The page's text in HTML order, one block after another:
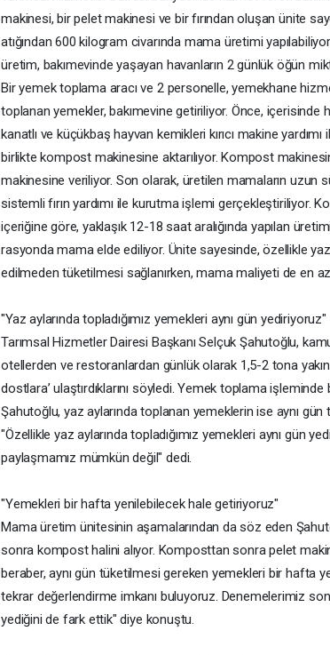
makinesi, bir pelet makinesi ve bir fırından oluşan ünite
atığından 600 kilogram civarında mama üretimi
üretim, bakımevinde yaşayan havanların 2 günlük öğün
Bir yemek toplama aracı ve 2 personelle, yemekhane
toplanan yemekler, bakımevine getiriliyor. Önce,
kanatlı ve küçükbaş hayvan kemikleri kırıcı makine
birlikte kompost makinesine aktarılıyor. Kompost
makinesine veriliyor. Son olarak, üretilen mamaların uzun
sistemli fırın yardımı ile kurutma işlemi gerçekleştiriliyor.
içeriğine göre, yaklaşık 12-18 saat aralığında yapılan
rasyonda mama elde ediliyor. Ünite sayesinde, özellikle
edilmeden tüketilmesi sağlanırken, mama maliyeti de en
"Yaz aylarında topladığımız yemekleri aynı gün yediriyoruz"
Tarımsal Hizmetler Dairesi Başkanı Selçuk Şahutoğlu,
otellerden ve restoranlardan günlük olarak 1,5-2 tona
dostlara’ ulaştırdıklarını söyledi. Yemek toplama
Şahutoğlu, yaz aylarında toplanan yemeklerin ise aynı
"Özellikle yaz aylarında topladığımız yemekleri aynı gün
paylaşmamız mümkün değil" dedi.
"Yemekleri bir hafta yenilebilecek hale getiriyoruz"
Mama üretim ünitesinin aşamalarından da söz eden
sonra kompost halini alıyor. Komposttan sonra pelet
beraber, aynı gün tüketilmesi gereken yemekleri bir hafta
tekrar değerlendirme imkanı buluyoruz. Denemelerimiz
yediğini de fark ettik" diye konuştu.